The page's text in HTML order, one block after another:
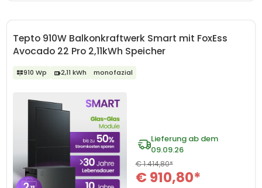
Tepto 910W Balkonkraftwerk Smart mit FoxEss
Avocado 22 Pro 2,11kWh Speicher
910 Wp 2,11 kWh monofazial
Lieferung ab dem
09.09.26
€ 910,80*
€ 1.414,80*